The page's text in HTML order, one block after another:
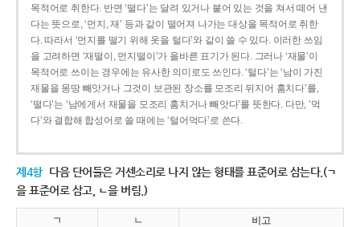
목적어로 취한다. 반면 ‘떨다’는 달려 있거나 붙어 있는 것을 쳐서 떼어 낸
다는 뜻으로, ‘먼지, 재’ 등과 같이 떨어져 나가는 대상을 목적어로 취한
다. 따라서 ‘먼지를 떨기 위해 옷을 털다’와 같이 쓸 수 있다. 이러한 쓰임
을 고려하면 ‘재떨이, 먼지떨이’가 올바른 표기가 된다. 그러나 ‘재물’이
목적어로 쓰이는 경우에는 유사한 의미로도 쓰인다. ‘털다’는 ‘남이 가진
재물을 몽땅 빼앗거나 그것이 보관된 장소를 모조리 뒤지어 훔치다’를,
‘떨다’는 ‘남에게서 재물을 모조리 훔치거나 빼앗다’를 뜻한다. 다만, ‘먹
다’와 결합해 합성어로 쓸 때에는 ‘털어먹다’로 쓴다.
제4항 다음 단어들은 거센소리로 나지 않는 형태를 표준어로 삼는다.(ㄱ
을 표준어로 삼고, ㄴ을 버림.)
ㄱ ㄴ 비고